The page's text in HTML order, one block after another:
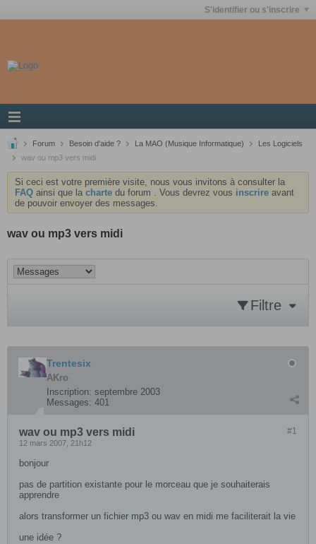
S'identifier ou s'inscrire
Forum Besoin d'aide ? La MAO (Musique Informatique)
Les Logiciels
wav ou mp3 vers midi
Si ceci est votre première visite, nous vous invitons à consulter la
FAQ ainsi que la charte du forum . Vous devrez vous inscrire avant
de pouvoir envoyer des messages.
wav ou mp3 vers midi
Filtre
Trentesix
AKro
Inscription: septembre 2003
Messages: 401
#1
wav ou mp3 vers midi
12 mars 2007, 21h12
bonjour
pas de partition existante pour le morceau que je souhaiterais
apprendre
alors transformer un fichier mp3 ou wav en midi me faciliterait la vie
une idée ?